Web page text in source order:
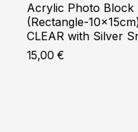
Acrylic Photo Block
(Rectangle-
CLEAR with Silver
15,00 €